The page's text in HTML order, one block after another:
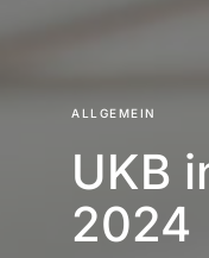
ALLGEMEIN
UKB
2024